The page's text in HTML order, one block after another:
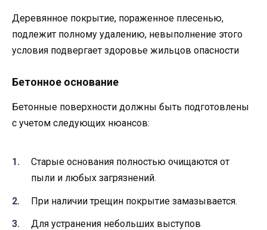
Деревянное покрытие, пораженное плесенью,
подлежит полному удалению, невыполнение этого
условия подвергает здоровье жильцов опасности
Бетонное основание
Бетонные поверхности должны быть подготовлены
с учетом следующих нюансов:
Старые основания полностью очищаются от
пыли и любых загрязнений.
При наличии трещин покрытие замазывается.
Для устранения небольших выступов